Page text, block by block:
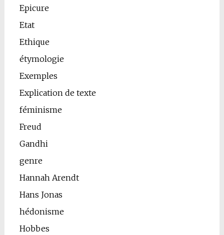
Epicure
Etat
Ethique
étymologie
Exemples
Explication de texte
féminisme
Freud
Gandhi
genre
Hannah Arendt
Hans Jonas
hédonisme
Hobbes